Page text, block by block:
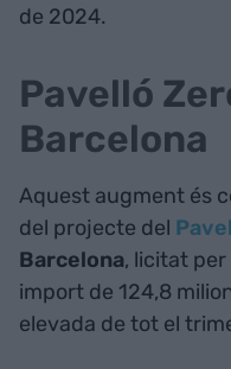
de 2024.
Pavelló
Barcelona
Aquest augment és
del projecte del
Barcelona, licitat
import de 124,8
elevada de tot el